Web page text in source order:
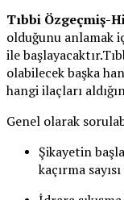
Tıbbi Özgeçmiş-
olduğunu anlamak
ile
olabilecek başka
hangi ilaçları
Genel olarak
Şikayetin
kaçırma